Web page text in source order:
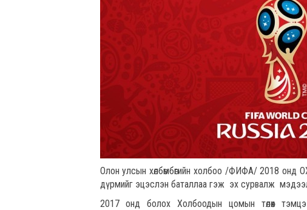
Олон улсын хөлбөмбөгийн холбоо /ФИФА/ 2018 онд
дүрмийг эцэслэн баталлаа гэж эх сурвалж
2017 онд болох Холбоодын цомын төлөөх